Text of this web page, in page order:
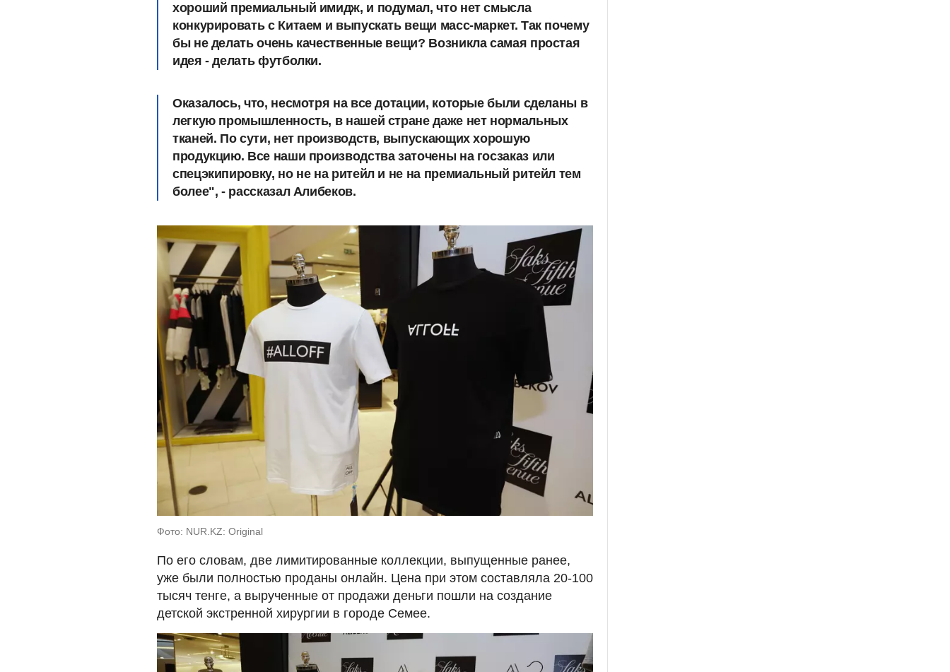
хороший премиальный имидж, и подумал, что нет смысла
конкурировать с Китаем и выпускать вещи масс-маркет. Так почему
бы не делать очень качественные вещи? Возникла самая простая
идея - делать футболки.
Оказалось, что, несмотря на все дотации, которые были сделаны в
легкую промышленность, в нашей стране даже нет нормальных
тканей. По сути, нет производств, выпускающих хорошую
продукцию. Все наши производства заточены на госзаказ или
спецэкипировку, но не на ритейл и не на премиальный ритейл тем
более", - рассказал Алибеков.
Фото: NUR.KZ: Original
По его словам, две лимитированные коллекции, выпущенные ранее,
уже были полностью проданы онлайн. Цена при этом составляла 20-100
тысяч тенге, а вырученные от продажи деньги пошли на создание
детской экстренной хирургии в городе Семее.